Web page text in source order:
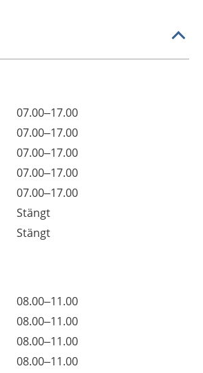
07.00–17.00
07.00–17.00
07.00–17.00
07.00–17.00
07.00–17.00
Stängt
Stängt
08.00–11.00
08.00–11.00
08.00–11.00
08.00–11.00